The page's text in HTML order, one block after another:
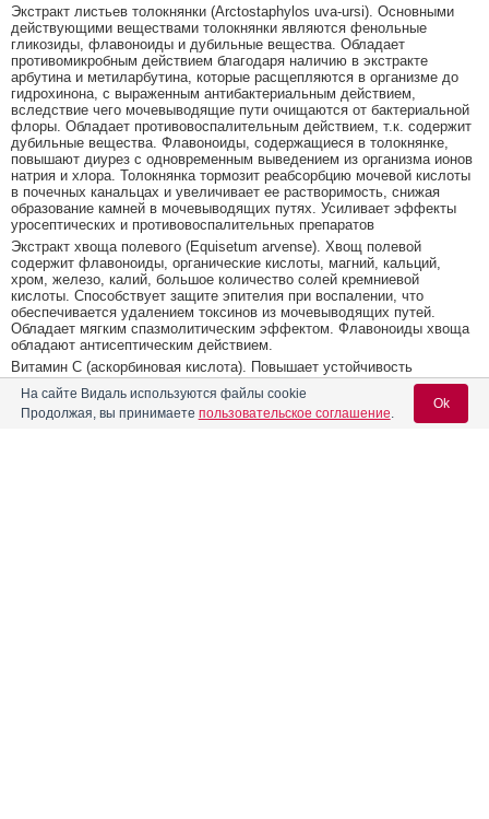
Экстракт листьев толокнянки (Arctostaphylos uva-ursi). Основными
действующими веществами толокнянки являются фенольные
гликозиды, флавоноиды и дубильные вещества. Обладает
противомикробным действием благодаря наличию в экстракте
арбутина и метиларбутина, которые расщепляются в организме до
гидрохинона, с выраженным антибактериальным действием,
вследствие чего мочевыводящие пути очищаются от бактериальной
флоры. Обладает противовоспалительным действием, т.к. содержит
дубильные вещества. Флавоноиды, содержащиеся в толокнянке,
повышают диурез с одновременным выведением из организма ионов
натрия и хлора. Толокнянка тормозит реабсорбцию мочевой кислоты
в почечных канальцах и увеличивает ее растворимость, снижая
образование камней в мочевыводящих путях. Усиливает эффекты
уросептических и противовоспалительных препаратов
Экстракт хвоща полевого (Equisetum arvense). Хвощ полевой
содержит флавоноиды, органические кислоты, магний, кальций,
хром, железо, калий, большое количество солей кремниевой
кислоты. Способствует защите эпителия при воспалении, что
обеспечивается удалением токсинов из мочевыводящих путей.
Обладает мягким спазмолитическим эффектом. Флавоноиды хвоща
обладают антисептическим действием.
Витамин С (аскорбиновая кислота). Повышает устойчивость
организма к инфекциям. Снижает выраженность воспалительных
реакций.
На сайте Видаль используются файлы cookie
Продолжая, вы принимаете пользовательское соглашение.
Ok